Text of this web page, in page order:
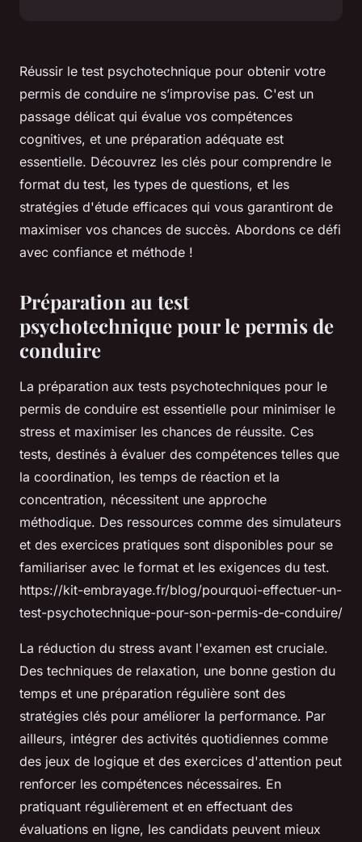
Réussir le test psychotechnique pour obtenir votre
permis de conduire ne s’improvise pas. C'est un
passage délicat qui évalue vos compétences
cognitives, et une préparation adéquate est
essentielle. Découvrez les clés pour comprendre le
format du test, les types de questions, et les
stratégies d'étude efficaces qui vous garantiront de
maximiser vos chances de succès. Abordons ce défi
avec confiance et méthode !
Préparation au test
psychotechnique pour le permis de
conduire
La préparation aux tests psychotechniques pour le
permis de conduire est essentielle pour minimiser le
stress et maximiser les chances de réussite. Ces
tests, destinés à évaluer des compétences telles que
la coordination, les temps de réaction et la
concentration, nécessitent une approche
méthodique. Des ressources comme des simulateurs
et des exercices pratiques sont disponibles pour se
familiariser avec le format et les exigences du test.
https://kit-embrayage.fr/blog/pourquoi-effectuer-un-
test-psychotechnique-pour-son-permis-de-conduire/
La réduction du stress avant l'examen est cruciale.
Des techniques de relaxation, une bonne gestion du
temps et une préparation régulière sont des
stratégies clés pour améliorer la performance. Par
ailleurs, intégrer des activités quotidiennes comme
des jeux de logique et des exercices d'attention peut
renforcer les compétences nécessaires. En
pratiquant régulièrement et en effectuant des
évaluations en ligne, les candidats peuvent mieux